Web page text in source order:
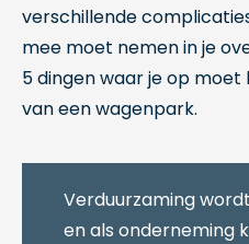
verschillende
mee moet nemen in je
5 dingen waar je op
van een wagenpark.
Verduurzaming
en als onderneming